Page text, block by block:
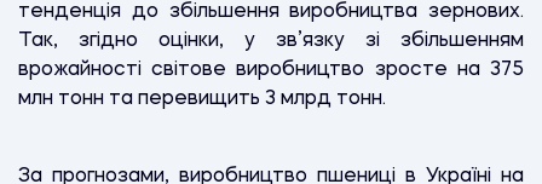
тенденція до збільшення виробництва зернових.
Так, згідно оцінки, у зв’язку зі збільшенням
врожайності світове виробництво зросте на 375
млн тонн та перевищить 3 млрд тонн.
За прогнозами, виробництво пшениці в Україні на